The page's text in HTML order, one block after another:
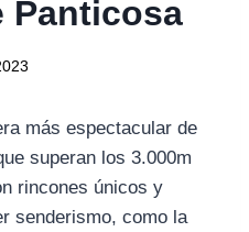
Panticosa
más espectacular de
superan los 3.000m
rincones únicos y
senderismo, como la